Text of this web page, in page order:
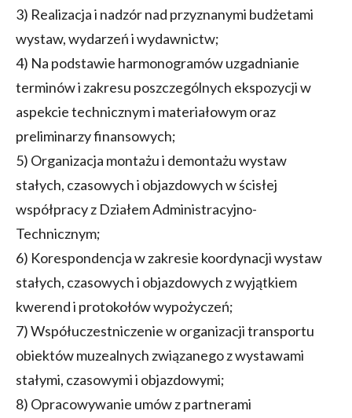
3) Realizacja i nadzór nad przyznanymi budżetami
wystaw, wydarzeń i wydawnictw;
4) Na podstawie harmonogramów uzgadnianie
terminów i zakresu poszczególnych ekspozycji w
aspekcie technicznym i materiałowym oraz
preliminarzy finansowych;
5) Organizacja montażu i demontażu wystaw
stałych, czasowych i objazdowych w ścisłej
współpracy z Działem Administracyjno-
Technicznym;
6) Korespondencja w zakresie koordynacji wystaw
stałych, czasowych i objazdowych z wyjątkiem
kwerend i protokołów wypożyczeń;
7) Współuczestniczenie w organizacji transportu
obiektów muzealnych związanego z wystawami
stałymi, czasowymi i objazdowymi;
8) Opracowywanie umów z partnerami